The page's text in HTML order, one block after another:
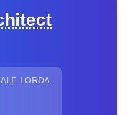
LORDA